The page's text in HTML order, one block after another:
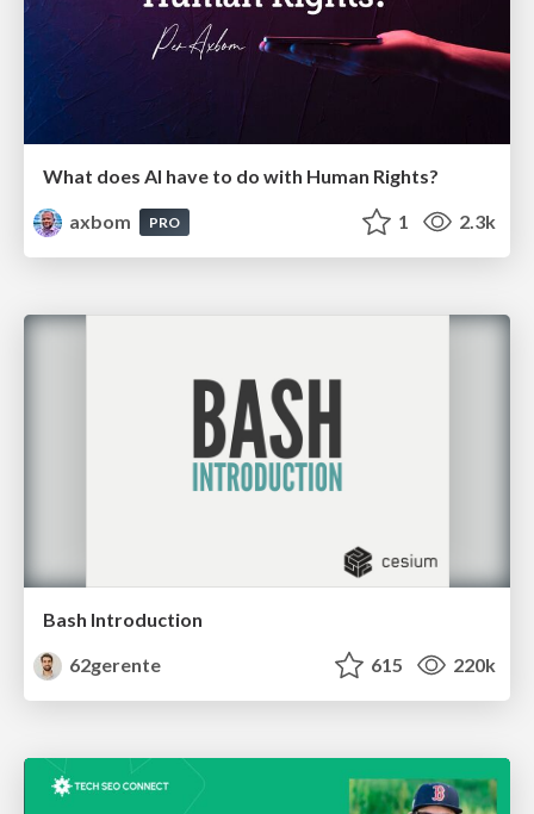
What does AI have to do with Human Rights?
axbom
PRO 1 2.3k
Bash Introduction
62gerente
615 220k